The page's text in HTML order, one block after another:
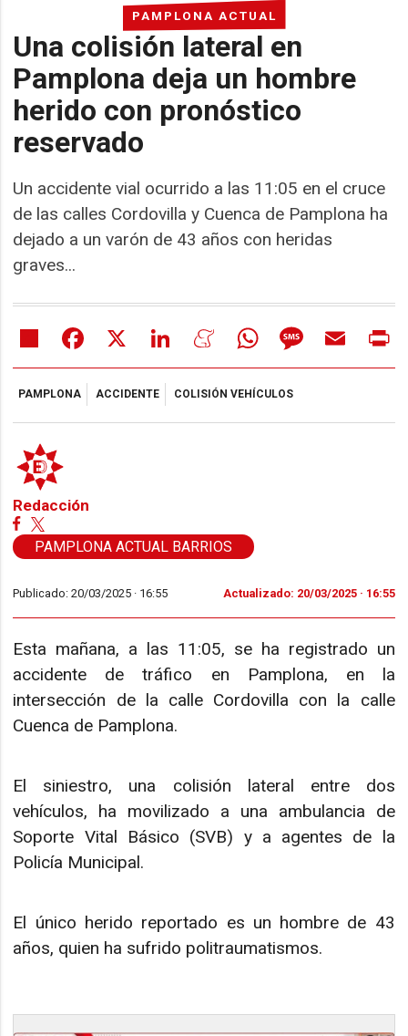
PAMPLONA ACTUAL
Una colisión lateral en
Pamplona deja un hombre
herido con pronóstico
reservado
Un accidente vial ocurrido a las 11:05 en el cruce
de las calles Cordovilla y Cuenca de Pamplona ha
dejado a un varón de 43 años con heridas
graves...
Share Facebook LinkedIn MeneameWhatsAppMessageEmail
PAMPLONA ACCIDENTE COLISIÓN VEHÍCULOS
Redacción
PAMPLONA ACTUAL BARRIOS
Publicado: 20/03/2025 · 16:55 Actualizado: 20/03/2025 · 16:55
Esta mañana, a las 11:05, se ha registrado un
accidente de tráfico en Pamplona, en la
intersección de la calle Cordovilla con la calle
Cuenca de Pamplona.
El siniestro, una colisión lateral entre dos
vehículos, ha movilizado a una ambulancia de
Soporte Vital Básico (SVB) y a agentes de la
Policía Municipal.
El único herido reportado es un hombre de 43
años, quien ha sufrido politraumatismos.